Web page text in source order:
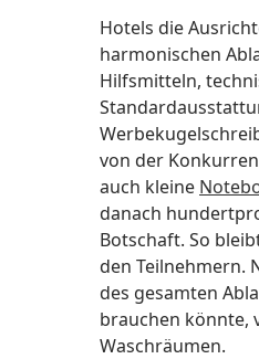
Hotels die
harmonischen
Hilfsmitteln,
von der
auch kleine
danach
Botschaft. So
den Teilnehmern.
des gesamten
brauchen könnte,
Waschräumen.